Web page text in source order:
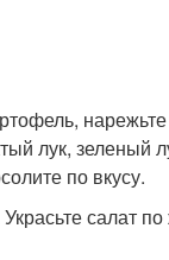
лук, зеленый
по вкусу.
салат